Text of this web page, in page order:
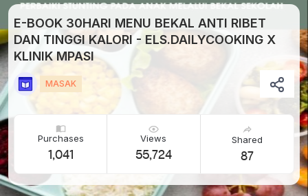
E-BOOK 30HARI MENU BEKAL ANTI RIBET
DAN TINGGI KALORI - ELS.DAILYCOOKING X
KLINIK MPASI
MASAK
Purchases
1,041
Views
55,724
Shared
87